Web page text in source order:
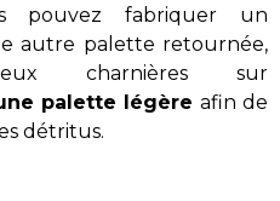
pouvez fabriquer un
autre palette retournée,
charnières sur
palette légère afin de
détritus.